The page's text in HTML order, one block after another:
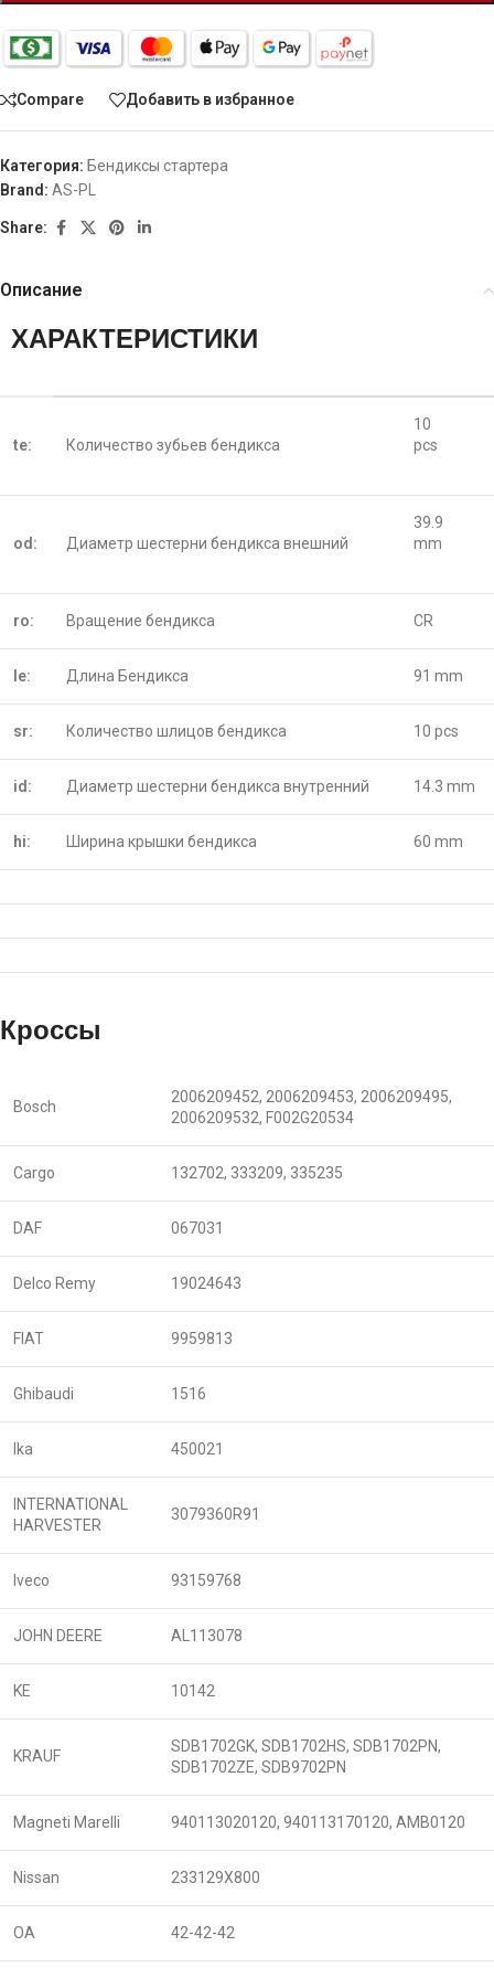
Compare Добавить в избранное
Категория: Бендиксы стартера
Brand: AS-PL
Share:
Описание
ХАРАКТЕРИСТИКИ
te: Количество зубьев бендикса
10
pcs
od: Диаметр шестерни бендикса внешний
39.9
mm
ro: Вращение бендикса CR
le: Длина Бендикса 91 mm
sr: Количество шлицов бендикса 10 pcs
id: Диаметр шестерни бендикса внутренний 14.3 mm
hi: Ширина крышки бендикса 60 mm
Кроссы
Bosch
2006209452, 2006209453, 2006209495,
2006209532, F002G20534
Cargo 132702, 333209, 335235
DAF 067031
Delco Remy 19024643
FIAT 9959813
Ghibaudi 1516
Ika 450021
INTERNATIONAL
HARVESTER
3079360R91
Iveco 93159768
JOHN DEERE AL113078
KE 10142
KRAUF
SDB1702GK, SDB1702HS, SDB1702PN,
SDB1702ZE, SDB9702PN
Magneti Marelli 940113020120, 940113170120, AMB0120
Nissan 233129X800
OA 42-42-42